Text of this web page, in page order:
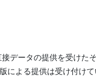
データの提供を受けた
よる提供は受け付けて